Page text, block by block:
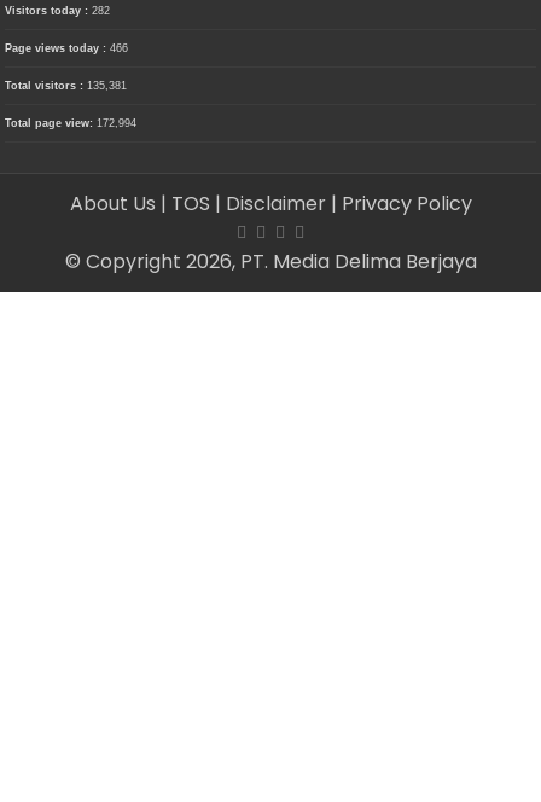
Visitors today :282
Page views today :466
Total visitors :135,381
Total page view:172,994
About Us | TOS | Disclaimer | Privacy Policy
© Copyright 2026, PT. Media Delima Berjaya